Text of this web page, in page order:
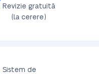
Revizie gratuită
(la cerere)
Sistem de